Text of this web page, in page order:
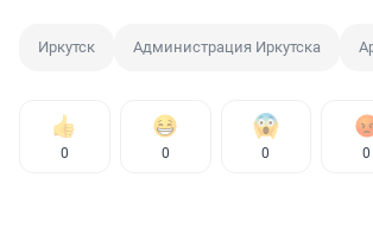
Иркутск Администрация Иркутска
0 0 0 0